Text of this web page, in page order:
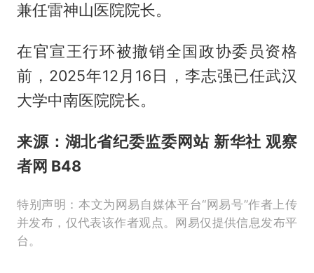
兼任雷神山医院院长。
在官宣王行环被撤销全国政协委员资格
前，2025年12月16日，李志强已任武汉
大学中南医院院长。
来源：湖北省纪委监委网站 新华社 观察
者网 B48
特别声明：本文为网易自媒体平台“网易号”作者上传
并发布，仅代表该作者观点。网易仅提供信息发布平
台。